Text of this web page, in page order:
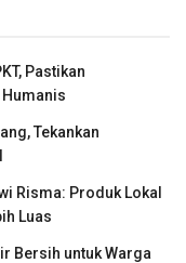
Pastikan
Tekankan
Risma: Produk Lokal
Luas
Bersih untuk Warga